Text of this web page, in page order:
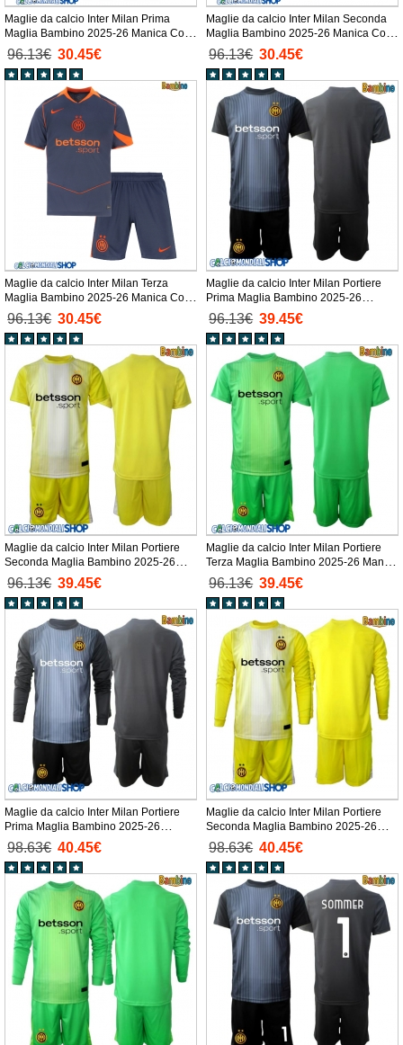
Maglie da calcio Inter Milan Prima
Maglia Bambino 2025-26 Manica Corta
+ Pantaloni corti)
96.13€ 30.45€
Maglie da calcio Inter Milan Seconda
Maglia Bambino 2025-26 Manica Corta
+ Pantaloni corti)
96.13€ 30.45€
Maglie da calcio Inter Milan Terza
Maglia Bambino 2025-26 Manica Corta
+ Pantaloni corti)
96.13€ 30.45€
Maglie da calcio Inter Milan Portiere
Prima Maglia Bambino 2025-26
Manica Corta + Pantaloni corti)
96.13€ 39.45€
Maglie da calcio Inter Milan Portiere
Seconda Maglia Bambino 2025-26
Manica Corta + Pantaloni corti)
96.13€ 39.45€
Maglie da calcio Inter Milan Portiere
Terza Maglia Bambino 2025-26 Manica
Corta + Pantaloni corti)
96.13€ 39.45€
Maglie da calcio Inter Milan Portiere
Prima Maglia Bambino 2025-26
Manica Lunga + Pantaloni corti)
98.63€ 40.45€
Maglie da calcio Inter Milan Portiere
Seconda Maglia Bambino 2025-26
Manica Lunga + Pantaloni corti)
98.63€ 40.45€